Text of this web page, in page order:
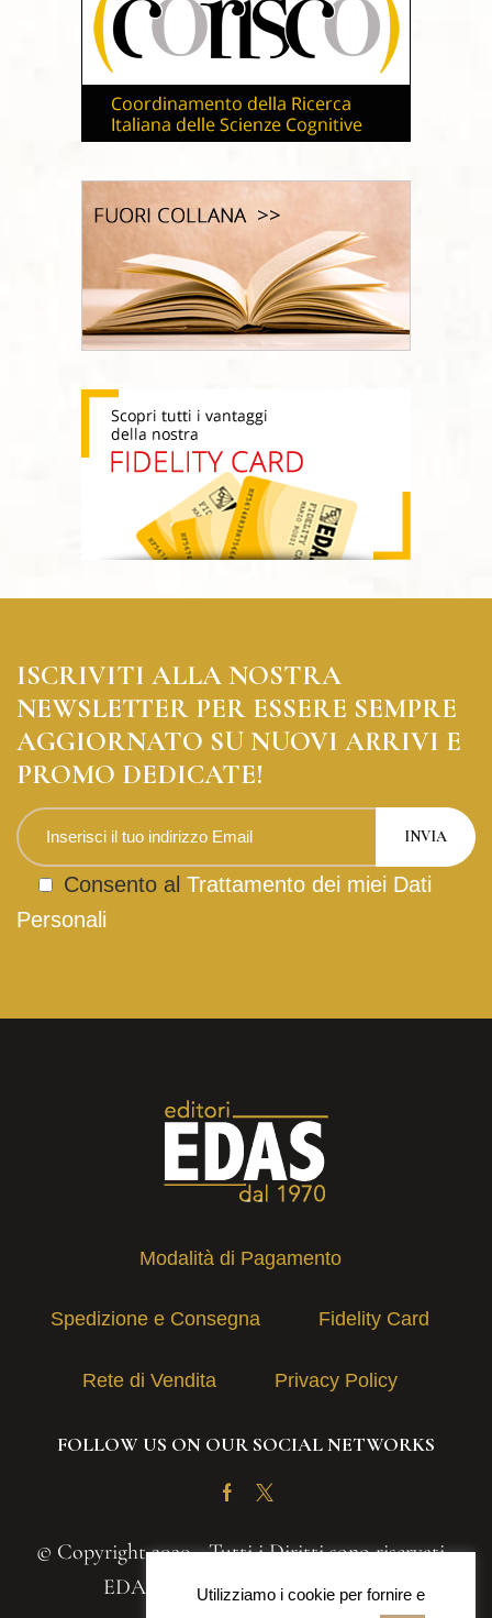
ISCRIVITI ALLA NOSTRA
NEWSLETTER PER ESSERE SEMPRE
AGGIORNATO SU NUOVI ARRIVI E
PROMO DEDICATE!
Consento al Trattamento dei miei Dati
Personali
Modalità di Pagamento
Spedizione e Consegna Fidelity Card
Rete di Vendita Privacy Policy
FOLLOW US ON OUR SOCIAL NETWORKS
Facebook
Twitter
© Copyright 2020 - Tutti i Diritti sono riservati -
EDAS S.A.S. | P.IVA 03131030839
Utilizziamo i cookie per fornire e